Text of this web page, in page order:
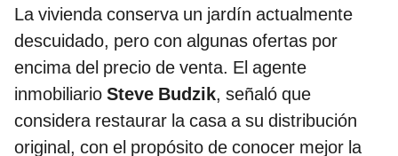
La vivienda conserva un jardín actualmente
descuidado, pero con algunas ofertas por
encima del precio de venta. El agente
inmobiliario Steve Budzik, señaló que
considera restaurar la casa a su distribución
original, con el propósito de conocer mejor la